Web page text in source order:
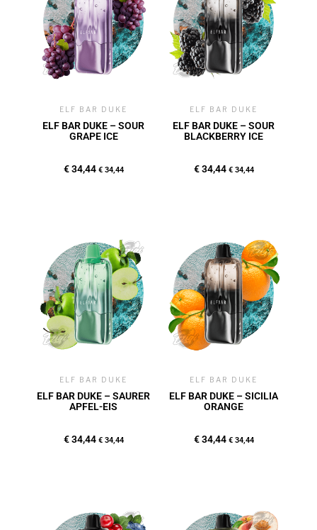
ELF BAR DUKE
ELF BAR DUKE – SOUR
GRAPE ICE
€34,44 €34,44
ELF BAR DUKE
ELF BAR DUKE – SOUR
BLACKBERRY ICE
€34,44 €34,44
ELF BAR DUKE
ELF BAR DUKE – SAURER
APFEL-EIS
€34,44 €34,44
ELF BAR DUKE
ELF BAR DUKE – SICILIA
ORANGE
€34,44 €34,44